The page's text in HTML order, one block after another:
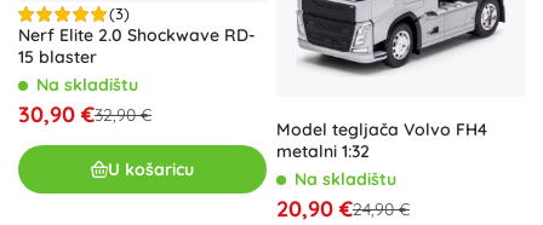
(3)
Nerf Elite 2.0 Shockwave RD-
15 blaster
Na skladištu
30,90 €32,90 €
U košaricu
Model tegljača Volvo FH4
metalni 1:32
Na skladištu
20,90 €24,90 €